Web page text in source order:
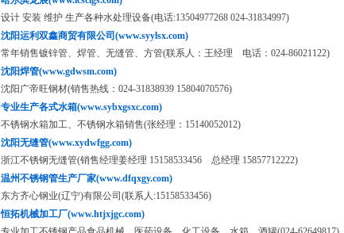
设计 安装 维护 生产各种水处理设备(电话:13504977268 024-31834997)
沈阳运利双鑫商贸有限公司(www.syylsx.com)
常年销售镀锌管、焊管、无缝管、方管(联系人：王经理 电话：024-86021122)
沈阳焊管(www.gdwsm.com)
沈阳广帝旺钢材(销售热线：024-31838939 15804070576)
专业生产各式水箱(www.sybxgsxc.com)
不锈钢水箱加工、不锈钢水箱销售(张经理：15140052012)
沈阳无缝管(www.xydwfgg.com)
浙江不锈钢无缝管(销售经理姜经理 15158533456 总经理 15857712222)
温州不锈钢管生产厂家(www.dfqxgy.com)
东方齐心钢业(辽宁)有限公司(联系人:15158533456)
恒拓机械加工厂(www.htjxjgc.com)